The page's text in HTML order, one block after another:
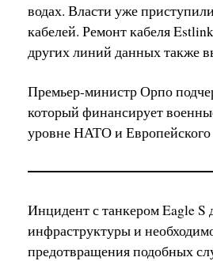
водах. Власти уже
кабелей. Ремонт кабеля
других линий данных также
Премьер-министр Орпо
который финансирует
уровне НАТО и Европейского
Инцидент с танкером Eagle S
инфраструктуры и
предотвращения подобных